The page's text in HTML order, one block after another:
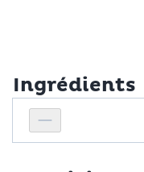
Ingrédients
Réduire le nombre de
Personnes